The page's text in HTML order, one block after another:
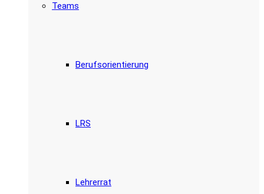
Teams
Berufsorientierung
LRS
Lehrerrat